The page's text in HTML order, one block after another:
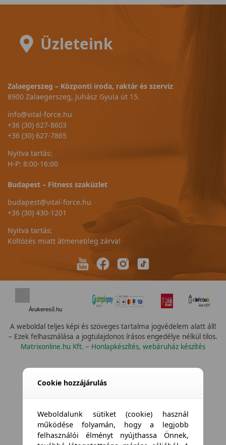
Üzleteink
Zalaegerszeg – Központi iroda, raktár és szerviz
8900 Zalaegerszeg, Juhász Gyula út 15.
info@vital-force.hu
+36 (30) 627-8603
+36 (30) 627-7865
Nyitva tartás:
H-P: 8:00-16:00
Budapest – Fitness szaküzlet
budapest@vital-force.hu
+36 (30) 430-1201
Nyitva tartás:
Költözés miatt átmenetileg zárva!
Árukereső.hu
A weboldal teljes képi és szöveges tartalma jogvédelem alatt áll!
– Ezek felhasználása a jogtulajdonos írásos engedélye nélkül tilos.
Matrixonline.hu Kft. – Honlapkészítés, webáruház készítés
Cookie hozzájárulás
Weboldalunk sütiket (cookie) használ
működése folyamán, hogy a legjobb
felhasználói élményt nyújthassa Önnek,
Összes vízállóság